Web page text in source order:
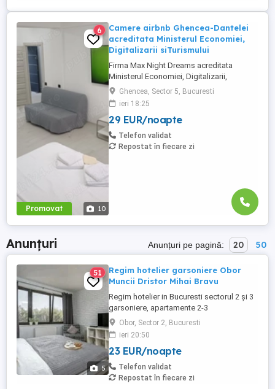
Promovat 10
6
Camere airbnb Ghencea-Dantelei
acreditata Ministerul Economiei,
Digitalizarii siTurismului
Firma Max Night Dreams acreditata
Ministerul Economiei, Digitalizarii,
Antreprenoriatului si Turismului închiriază
in regim hotelier in zona Drumul Taberei -
Ghencea diferite tipuri de camere Camera
single cu o suprafață totală de 16mp
150ei 3ore , 170lei noapte Camera dublă
cu o suprafață totală de ...
Ghencea, Sector 5, Bucuresti
ieri 18:25
29 EUR/noapte
Telefon validat
Repostat în fiecare zi
Anunțuri Anunțuri pe pagină: 20 50
5
51
Regim hotelier garsoniere Obor
Muncii Dristor Mihai Bravu
Regim hotelier in Bucuresti sectorul 2 și 3
garsoniere, apartamente 2-3
camere,utilate complet, mobilate modern,
aer conditionat,lenjerii prosoape
curate,poze reale, televizor Led, internet
WiFi, foarte curat, discret, De la 130 lei 3
ore De la 150 lei zi garsoniera 200-250 lei
zi 2 camere Nu acceptam ...
Obor, Sector 2, Bucuresti
ieri 20:50
23 EUR/noapte
Telefon validat
Repostat în fiecare zi